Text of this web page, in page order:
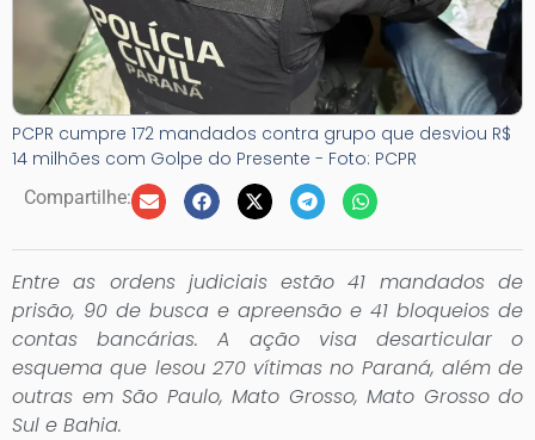
PCPR cumpre 172 mandados contra grupo que desviou R$
14 milhões com Golpe do Presente - Foto: PCPR
Compartilhe:
Entre as ordens judiciais estão 41 mandados de
prisão, 90 de busca e apreensão e 41 bloqueios de
contas bancárias. A ação visa desarticular o
esquema que lesou 270 vítimas no Paraná, além de
outras em São Paulo, Mato Grosso, Mato Grosso do
Sul e Bahia.